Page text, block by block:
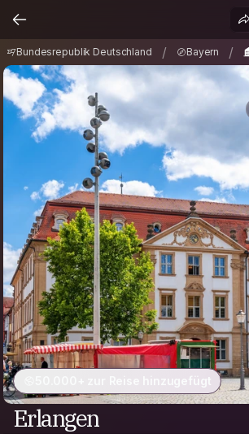
Bundesrepublik Deutschland / Bayern /
50.000+ zur Reise hinzugefügt
Erlangen